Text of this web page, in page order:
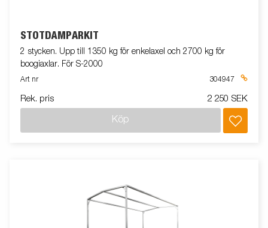
STÖTDÄMPARKIT
2 stycken. Upp till 1350 kg för enkelaxel och 2700 kg för
boogiaxlar. För S-2000
Art nr 304947
Rek. pris 2 250 SEK
Köp